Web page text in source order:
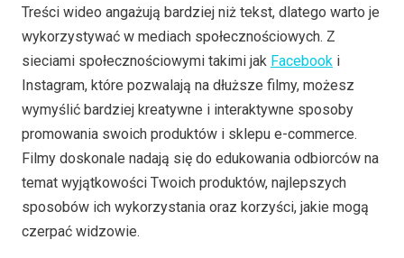
Treści wideo angażują bardziej niż tekst, dlatego warto je
wykorzystywać w mediach społecznościowych. Z
sieciami społecznościowymi takimi jak Facebook i
Instagram, które pozwalają na dłuższe filmy, możesz
wymyślić bardziej kreatywne i interaktywne sposoby
promowania swoich produktów i sklepu e-commerce.
Filmy doskonale nadają się do edukowania odbiorców na
temat wyjątkowości Twoich produktów, najlepszych
sposobów ich wykorzystania oraz korzyści, jakie mogą
czerpać widzowie.